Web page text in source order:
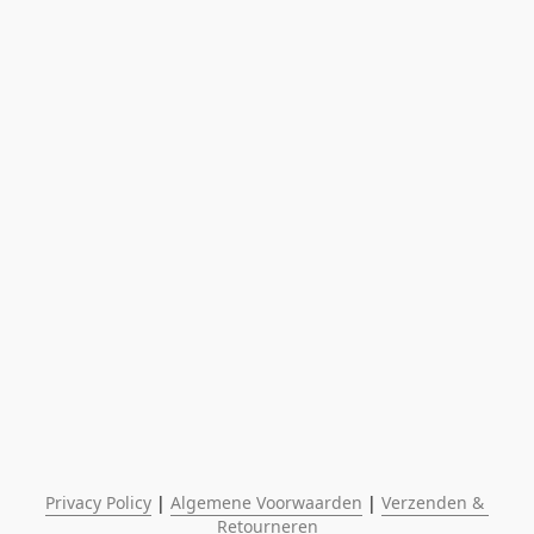
Privacy Policy | Algemene Voorwaarden | Verzenden &
Retourneren